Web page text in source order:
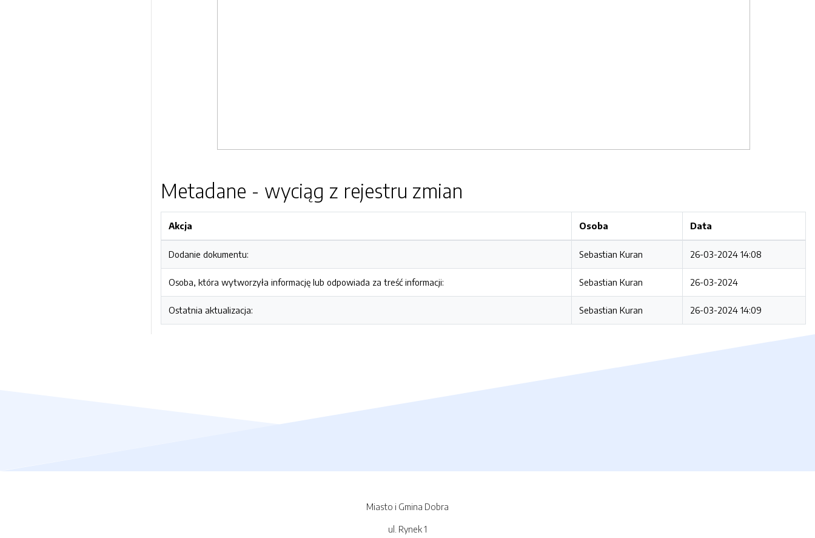
Metadane - wyciąg z rejestru zmian
Akcja Osoba Data
Dodanie dokumentu: Sebastian Kuran 26-03-2024 14:08
Osoba, która wytworzyła informację lub odpowiada za treść informacji: Sebastian Kuran 26-03-2024
Ostatnia aktualizacja: Sebastian Kuran 26-03-2024 14:09
Miasto i Gmina Dobra
ul. Rynek 1